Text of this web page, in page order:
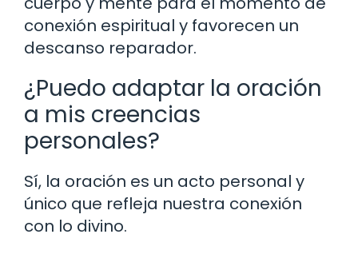
conexión espiritual y favorecen un
descanso reparador.
¿Puedo adaptar la oración
a mis creencias
personales?
Sí, la oración es un acto personal y
único que refleja nuestra conexión
con lo divino.